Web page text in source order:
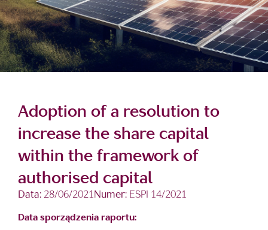
Adoption of a resolution to
increase the share capital
within the framework of
authorised capital
Data: 28/06/2021Numer: ESPI 14/2021
Data sporządzenia raportu: